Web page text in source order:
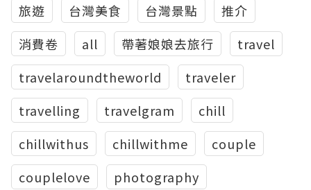
旅遊
台灣美食 台灣景點
推介
消費卷
all 帶著娘娘去旅行
travel
travelaroundtheworld
traveler
travelling
travelgram
chill
chillwithus
chillwithme
couple
couplelove
photography